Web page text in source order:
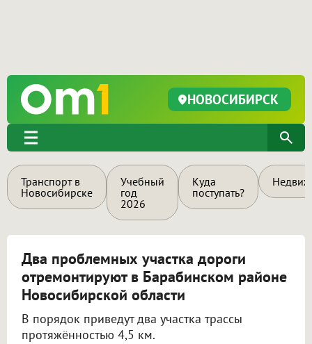
НОВОСИБИРСК
Транспорт в
Новосибирске
Учебный
год
2026
Куда
поступать?
Два проблемных участка дороги
отремонтируют в Барабинском районе
Новосибирской области
В порядок приведут два участка трассы
протяжённостью 4,5 км.